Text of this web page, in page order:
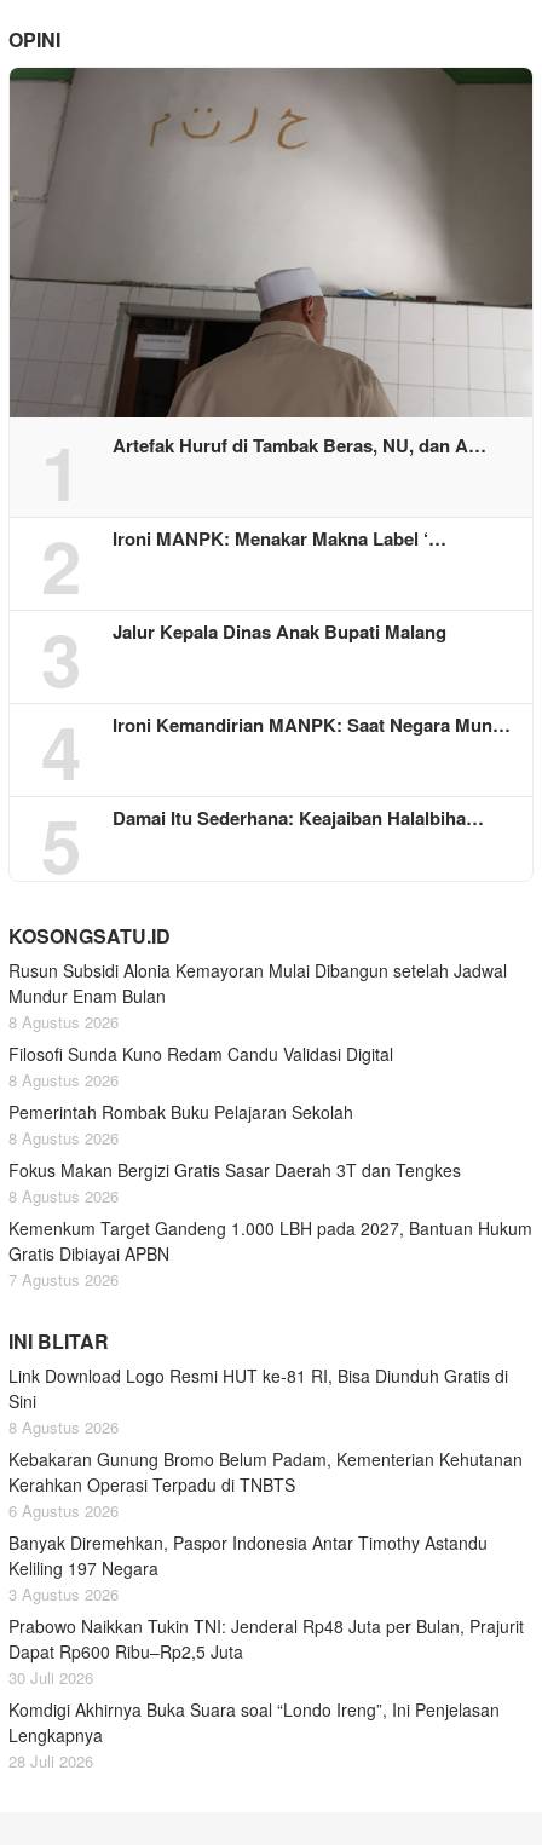
OPINI
1 Artefak Huruf di Tambak Beras, NU, dan A…
2 Ironi MANPK: Menakar Makna Label ‘…
3 Jalur Kepala Dinas Anak Bupati Malang
4 Ironi Kemandirian MANPK: Saat Negara Mun…
5 Damai Itu Sederhana: Keajaiban Halalbiha…
KOSONGSATU.ID
Rusun Subsidi Alonia Kemayoran Mulai Dibangun setelah Jadwal
Mundur Enam Bulan
8 Agustus 2026
Filosofi Sunda Kuno Redam Candu Validasi Digital
8 Agustus 2026
Pemerintah Rombak Buku Pelajaran Sekolah
8 Agustus 2026
Fokus Makan Bergizi Gratis Sasar Daerah 3T dan Tengkes
8 Agustus 2026
Kemenkum Target Gandeng 1.000 LBH pada 2027, Bantuan Hukum
Gratis Dibiayai APBN
7 Agustus 2026
INI BLITAR
Link Download Logo Resmi HUT ke-81 RI, Bisa Diunduh Gratis di
Sini
8 Agustus 2026
Kebakaran Gunung Bromo Belum Padam, Kementerian Kehutanan
Kerahkan Operasi Terpadu di TNBTS
6 Agustus 2026
Banyak Diremehkan, Paspor Indonesia Antar Timothy Astandu
Keliling 197 Negara
3 Agustus 2026
Prabowo Naikkan Tukin TNI: Jenderal Rp48 Juta per Bulan, Prajurit
Dapat Rp600 Ribu–Rp2,5 Juta
30 Juli 2026
Komdigi Akhirnya Buka Suara soal “Londo Ireng”, Ini Penjelasan
Lengkapnya
28 Juli 2026